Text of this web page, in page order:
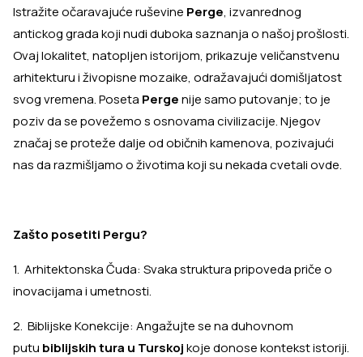
Istražite očaravajuće ruševine Perge, izvanrednog
antickog grada koji nudi duboka saznanja o našoj prošlosti.
Ovaj lokalitet, natopljen istorijom, prikazuje veličanstvenu
arhitekturu i živopisne mozaike, odražavajući domišljatost
svog vremena. Poseta Pergenije samo putovanje; to je
poziv da se povežemo s osnovama civilizacije. Njegov
značaj se proteže dalje od običnih kamenova, pozivajući
nas da razmišljamo o životima koji su nekada cvetali ovde.
Zašto posetiti Pergu?
1. Arhitektonska Čuda: Svaka struktura pripoveda priče o
inovacijama i umetnosti.
2. Biblijske Konekcije: Angažujte se na duhovnom
putu biblijskih tura u Turskojkoje donose kontekst istoriji.